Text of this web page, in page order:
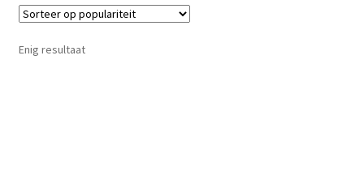
Herroepingsrecht
Neem contact op met
Enig resultaat